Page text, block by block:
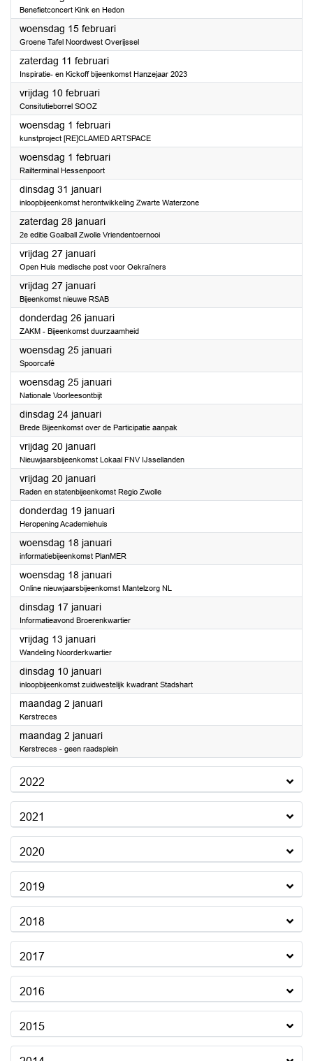
Benefietconcert Kink en Hedon
woensdag 15 februari2023
Groene Tafel Noordwest Overijssel
zaterdag 11 februari2023
Inspiratie- en Kickoff bijeenkomst Hanzejaar 2023
vrijdag 10 februari2023
Consitutieborrel SOOZ
woensdag 1 februari2023
kunstproject [RE]CLAMED ARTSPACE
woensdag 1 februari2023
Railterminal Hessenpoort
dinsdag 31 januari2023
inloopbijeenkomst herontwikkeling Zwarte Waterzone
zaterdag 28 januari2023
2e editie Goalball Zwolle Vriendentoernooi
vrijdag 27 januari2023
Open Huis medische post voor Oekraïners
vrijdag 27 januari2023
Bijeenkomst nieuwe RSAB
donderdag 26 januari2023
ZAKM - Bijeenkomst duurzaamheid
woensdag 25 januari2023
Spoorcafé
woensdag 25 januari2023
Nationale Voorleesontbijt
dinsdag 24 januari2023
Brede Bijeenkomst over de Participatie aanpak
vrijdag 20 januari2023
Nieuwjaarsbijeenkomst Lokaal FNV IJssellanden
vrijdag 20 januari2023
Raden en statenbijeenkomst Regio Zwolle
donderdag 19 januari2023
Heropening Academiehuis
woensdag 18 januari2023
informatiebijeenkomst PlanMER
woensdag 18 januari2023
Online nieuwjaarsbijeenkomst Mantelzorg NL
dinsdag 17 januari2023
Informatieavond Broerenkwartier
vrijdag 13 januari2023
Wandeling Noorderkwartier
dinsdag 10 januari2023
inloopbijeenkomst zuidwestelijk kwadrant Stadshart
maandag 2 januari2023
Kerstreces
maandag 2 januari2023
Kerstreces - geen raadsplein
2022
2021
2020
2019
2018
2017
2016
2015